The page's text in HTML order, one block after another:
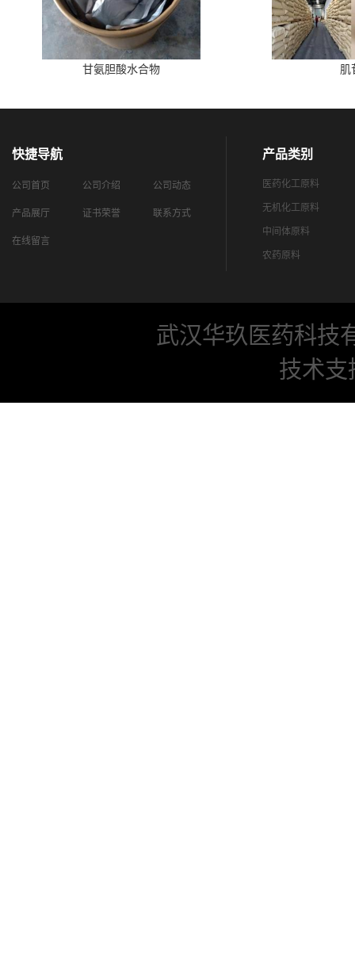
甘氨胆酸水合物 肌
快捷导航
公司首页 公司介绍 公司动态
产品展厅 证书荣誉 联系方式
在线留言
产品类别
医药化工原料
无机化工原料
中间体原料
农药原料
武汉华玖医药科技
技术